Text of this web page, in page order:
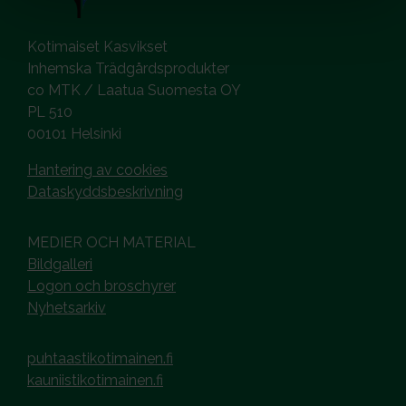
Kotimaiset Kasvikset
Inhemska Trädgårdsprodukter
co MTK / Laatua Suomesta OY
PL 510
00101 Helsinki
Hantering av cookies
Dataskyddsbeskrivning
MEDIER OCH MATERIAL
Bildgalleri
Logon och broschyrer
Nyhetsarkiv
puhtaastikotimainen.fi
kauniistikotimainen.fi